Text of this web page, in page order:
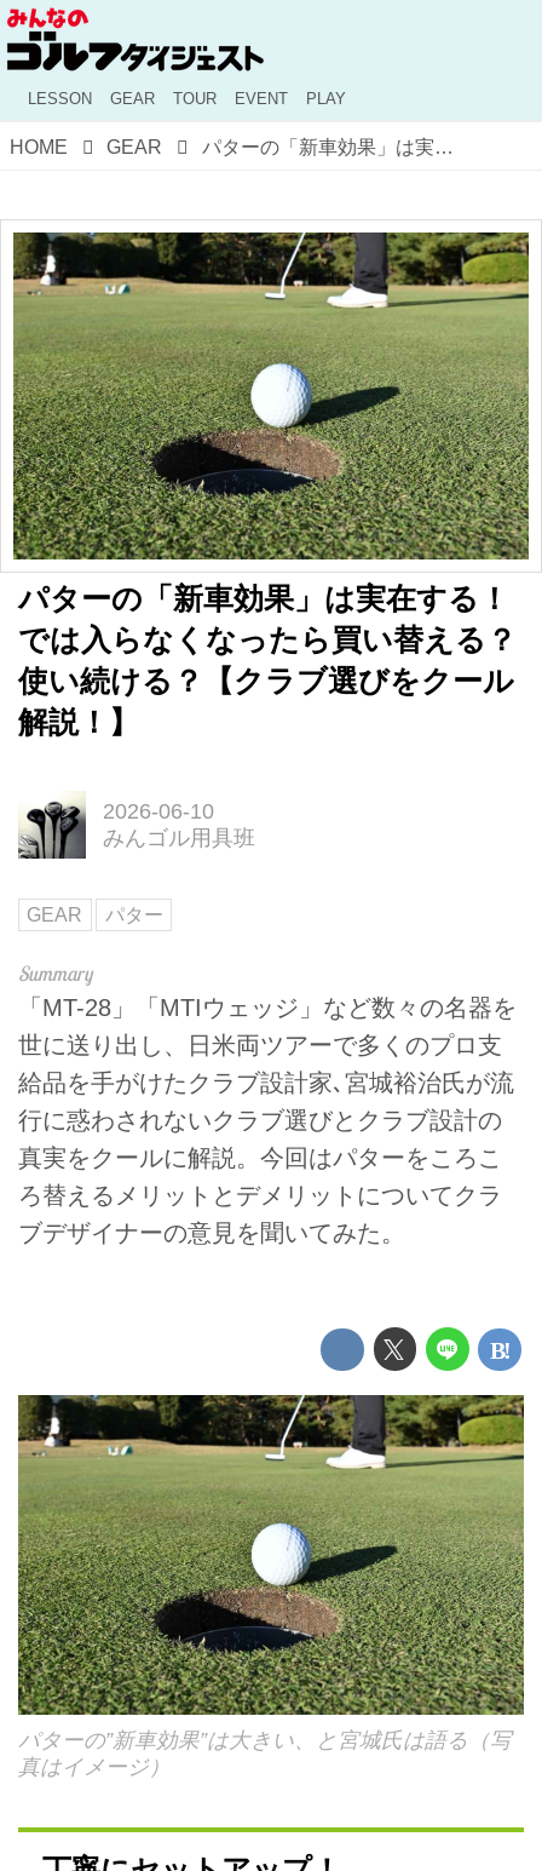
LESSON GEAR TOUR EVENT PLAY
HOME GEAR パターの「新車効果」は実在する！ では入らなくなったら買い替える？ 使い続ける？【クラブ選びをクール解説！】
パターの「新車効果」は実在する！
では入らなくなったら買い替える？
使い続ける？【クラブ選びをクール
解説！】
2026-06-10
みんゴル用具班
GEAR パター
「MT-28」「MTIウェッジ」など数々の名器を
世に送り出し、日米両ツアーで多くのプロ支
給品を手がけたクラブ設計家､宮城裕治氏が流
行に惑わされないクラブ選びとクラブ設計の
真実をクールに解説。今回はパターをころこ
ろ替えるメリットとデメリットについてクラ
ブデザイナーの意見を聞いてみた。
パターの”新車効果”は大きい、と宮城氏は語る（写
真はイメージ）